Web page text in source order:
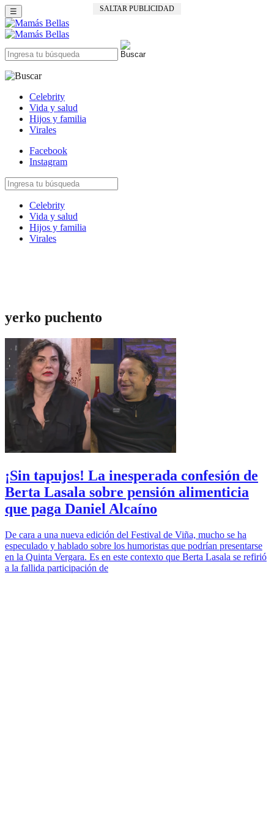
SALTAR PUBLICIDAD
☰
Celebrity
Vida y salud
Hijos y familia
Virales
Facebook
Instagram
Celebrity
Vida y salud
Hijos y familia
Virales
yerko puchento
¡Sin tapujos! La inesperada confesión de
Berta Lasala sobre pensión alimenticia
que paga Daniel Alcaíno
De cara a una nueva edición del Festival de Viña, mucho se ha
especulado y hablado sobre los humoristas que podrían presentarse
en la Quinta Vergara. Es en este contexto que Berta Lasala se refirió
a la fallida participación de